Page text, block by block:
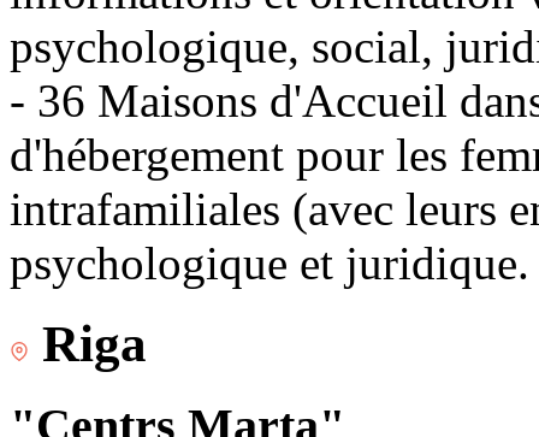
psychologique, social,
- 36 Maisons d'Accueil
d'hébergement pour les
intrafamiliales (avec leurs
psychologique et juridique.
Riga
"Centrs Marta"